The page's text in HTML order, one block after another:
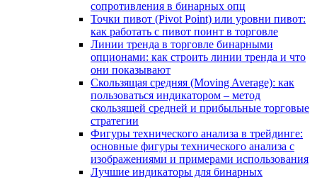
сопротивления в бинарных опц
Точки пивот (Pivot Point) или уровни пивот:
как работать с пивот поинт в торговле
Линии тренда в торговле бинарными
опционами: как строить линии тренда и что
они показывают
Скользящая средняя (Moving Average): как
пользоваться индикатором – метод
скользящей средней и прибыльные торговые
стратегии
Фигуры технического анализа в трейдинге:
основные фигуры технического анализа с
изображениями и примерами использования
Лучшие индикаторы для бинарных